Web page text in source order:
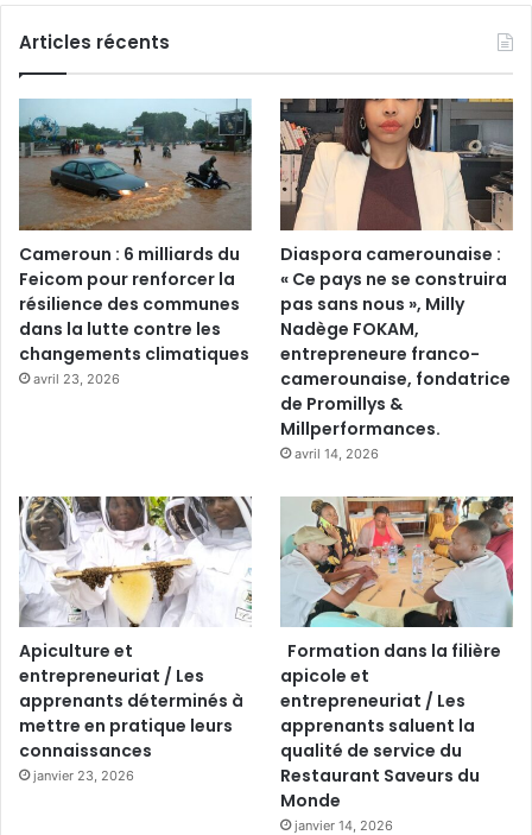
Articles récents
Cameroun : 6 milliards du
Feicom pour renforcer la
résilience des communes
dans la lutte contre les
changements climatiques
avril 23, 2026
Diaspora camerounaise :
« Ce pays ne se construira
pas sans nous », Milly
Nadège FOKAM,
entrepreneure franco-
camerounaise, fondatrice
de Promillys &
Millperformances.
avril 14, 2026
Apiculture et
entrepreneuriat / Les
apprenants déterminés à
mettre en pratique leurs
connaissances
janvier 23, 2026
Formation dans la filière
apicole et
entrepreneuriat / Les
apprenants saluent la
qualité de service du
Restaurant Saveurs du
Monde
janvier 14, 2026